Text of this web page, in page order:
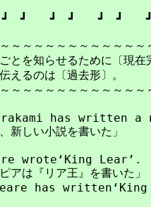
┛　┛　　┛　┛　　┛
～～～～～～～～～～
らせるために〔現在完
のは〔過去形〕。
～～～～～～～～～～
has written a
い小説を書いた」
wrote‘King Lear’.
『リア王』を書いた」
has